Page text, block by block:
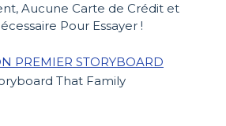
Aucune Carte de Crédit et
Pour Essayer !
PREMIER STORYBOARD